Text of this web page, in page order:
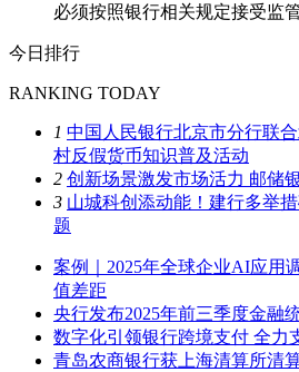
必须按照银行相关规定接受监管
今日排行
RANKING TODAY
1 中国人民银行北京市分行联
村反假货币知识普及活动
2 创新场景激发市场活力 邮储
3 山城科创添动能！建行多举
题
案例｜2025年全球企业AI应用
值差距
央行发布2025年前三季度金融
数字化引领银行跨境支付 全力
青岛农商银行获上海清算所清